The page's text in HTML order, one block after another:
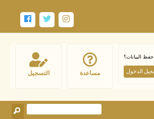
التسجيل مساعدة
حفظ البيانات؟